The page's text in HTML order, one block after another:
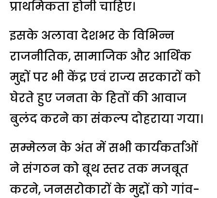
प्राथमिकता होनी चाहिए।
इसके अलावा देशभर के विभिन्न
राजनीतिक, सामाजिक और आर्थिक
मुद्दों पर भी केंद्र एवं राज्य सरकारों को
घेरते हुए जनता के हितों की आवाज
बुलंद करने का संकल्प दोहराया गया।
सम्मेलन के अंत में सभी कार्यकर्ताओं
ने संगठन को बूथ स्तर तक मजबूत
करने, जनसरोकारों के मुद्दों को गांव-